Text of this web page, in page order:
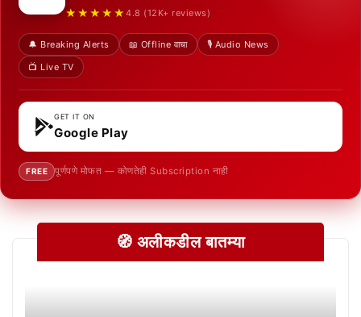
★★★★★ 4.8 (12K+ reviews)
🔔 Breaking Alerts 📖 Offline वाचा
🎙️ Audio News
📺 Live TV
GET IT ON
Google Play
FREE पूर्णपणे मोफत — कोणतेही Subscription नाही
🧭 अलीकडील बातम्या